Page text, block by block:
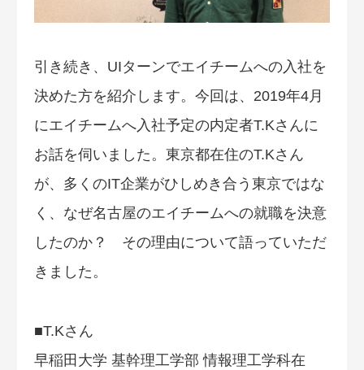
引き続き、UIターンでエイチームへの入社を
決めた方を紹介します。今回は、2019年4月
にエイチームへ入社予定の内定者T.Kさんに
お話を伺いました。東京都在住のT.Kさん
が、多くのIT企業がひしめき合う東京ではな
く、なぜ名古屋のエイチームへの就職を決意
したのか？ その理由について語っていただ
きました。
■T.Kさん
早稲田大学 基幹理工学部 情報理工学科在